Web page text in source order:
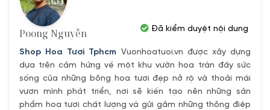
Poong Nguyễn
Shop Hoa Tươi Tphcm Vuonhoatuoi.vn được xây dựng
dựa trên cảm hứng về một khu vườn hoa tràn đầy sức
sống của những bông hoa tươi đẹp nở rộ và thoải mái
vươn mình phát triển, nơi sẽ kiến tạo nên những sản
phẩm hoa tươi chất lượng và gửi gắm những thông điệp
Đã kiểm duyệt nội dung